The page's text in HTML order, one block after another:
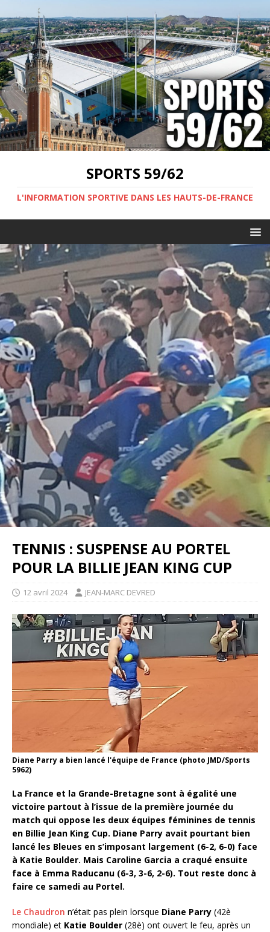
SPORTS 59/62
L'INFORMATION SPORTIVE DANS LES HAUTS-DE-FRANCE
TENNIS : SUSPENSE AU PORTEL
POUR LA BILLIE JEAN KING CUP
12 avril 2024 JEAN-MARC DEVRED
Diane Parry a bien lancé l'équipe de France (photo JMD/Sports
5962)
La France et la Grande-Bretagne sont à égalité une
victoire partout à l’issue de la première journée du
match qui oppose les deux équipes féminines de tennis
en Billie Jean King Cup. Diane Parry avait pourtant bien
lancé les Bleues en s’imposant largement (6-2, 6-0) face
à Katie Boulder. Mais Caroline Garcia a craqué ensuite
face à Emma Raducanu (6-3, 3-6, 2-6). Tout reste donc à
faire ce samedi au Portel.
Le Chaudron n’était pas plein lorsque Diane Parry (42è
mondiale) et Katie Boulder (28è) ont ouvert le feu, après un